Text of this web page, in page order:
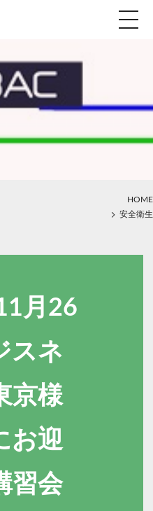
HOME
安全衛生
月26
スネ
京様
お迎
習会